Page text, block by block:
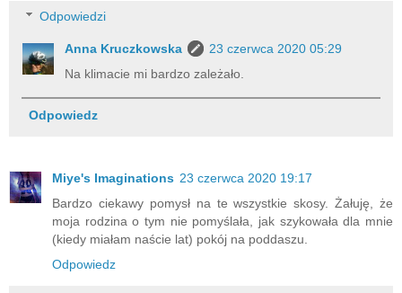
Odpowiedzi
Anna Kruczkowska
23 czerwca 2020 05:29
Na klimacie mi bardzo zależało.
Odpowiedz
Miye's Imaginations 23 czerwca 2020 19:17
Bardzo ciekawy pomysł na te wszystkie skosy. Żałuję, że
moja rodzina o tym nie pomyślała, jak szykowała dla mnie
(kiedy miałam naście lat) pokój na poddaszu.
Odpowiedz